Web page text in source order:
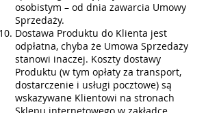
osobistym – od dnia zawarcia Umowy
Sprzedaży.
Dostawa Produktu do Klienta jest
odpłatna, chyba że Umowa Sprzedaży
stanowi inaczej. Koszty dostawy
Produktu (w tym opłaty za transport,
dostarczenie i usługi pocztowe) są
wskazywane Klientowi na stronach